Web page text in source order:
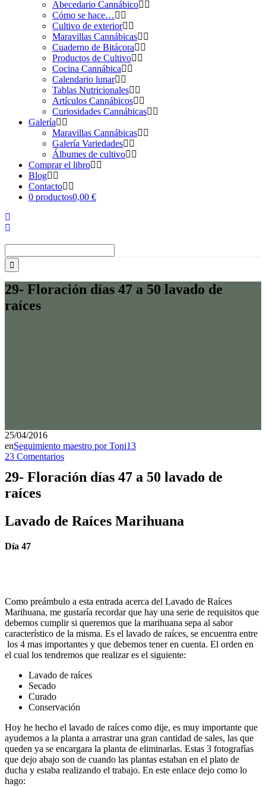
Abecedario Cannábico
Cómo se hace…
Cultivo de exterior
Maravillas Cannábicas
Cuaderno de Bitácora
Productos de Cultivo
Cocina Cannábica
Calendario lunar
Tablas Nutricionales
Artículos Cannábicos
Curiosidades Cannábicas
Galería
Maravillas Cannábicas
Galería Variedades
Álbumes de cultivo
Comprar el libro
Blog
Contacto
0 productos0,00 €
29- Floración días 47 a 50 lavado de
raíces
25/04/2016
enSeguimiento maestro por Toni13
23 Comentarios
29- Floración días 47 a 50 lavado de
raíces
Lavado de Raíces Marihuana
Día 47
Como preámbulo a esta entrada acerca del Lavado de Raíces
Marihuana, me gustaría recordar que hay una serie de requisitos que
debemos cumplir si queremos que la marihuana sepa al sabor
característico de la misma. Es el lavado de raíces, se encuentra entre
los 4 mas importantes y que debemos tener en cuenta. El orden en
el cual los tendremos que realizar es el siguiente:
Lavado de raíces
Secado
Curado
Conservación
Hoy he hecho el lavado de raíces como dije, es muy importante que
ayudemos a la planta a arrastrar una gran cantidad de sales, las que
queden ya se encargara la planta de eliminarlas. Estas 3 fotografías
que dejo abajo son de cuando las plantas estaban en el plato de
ducha y estaba realizando el trabajo. En este enlace dejo como lo
hago: